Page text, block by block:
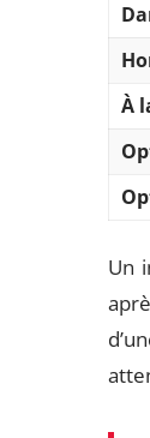
À
Un